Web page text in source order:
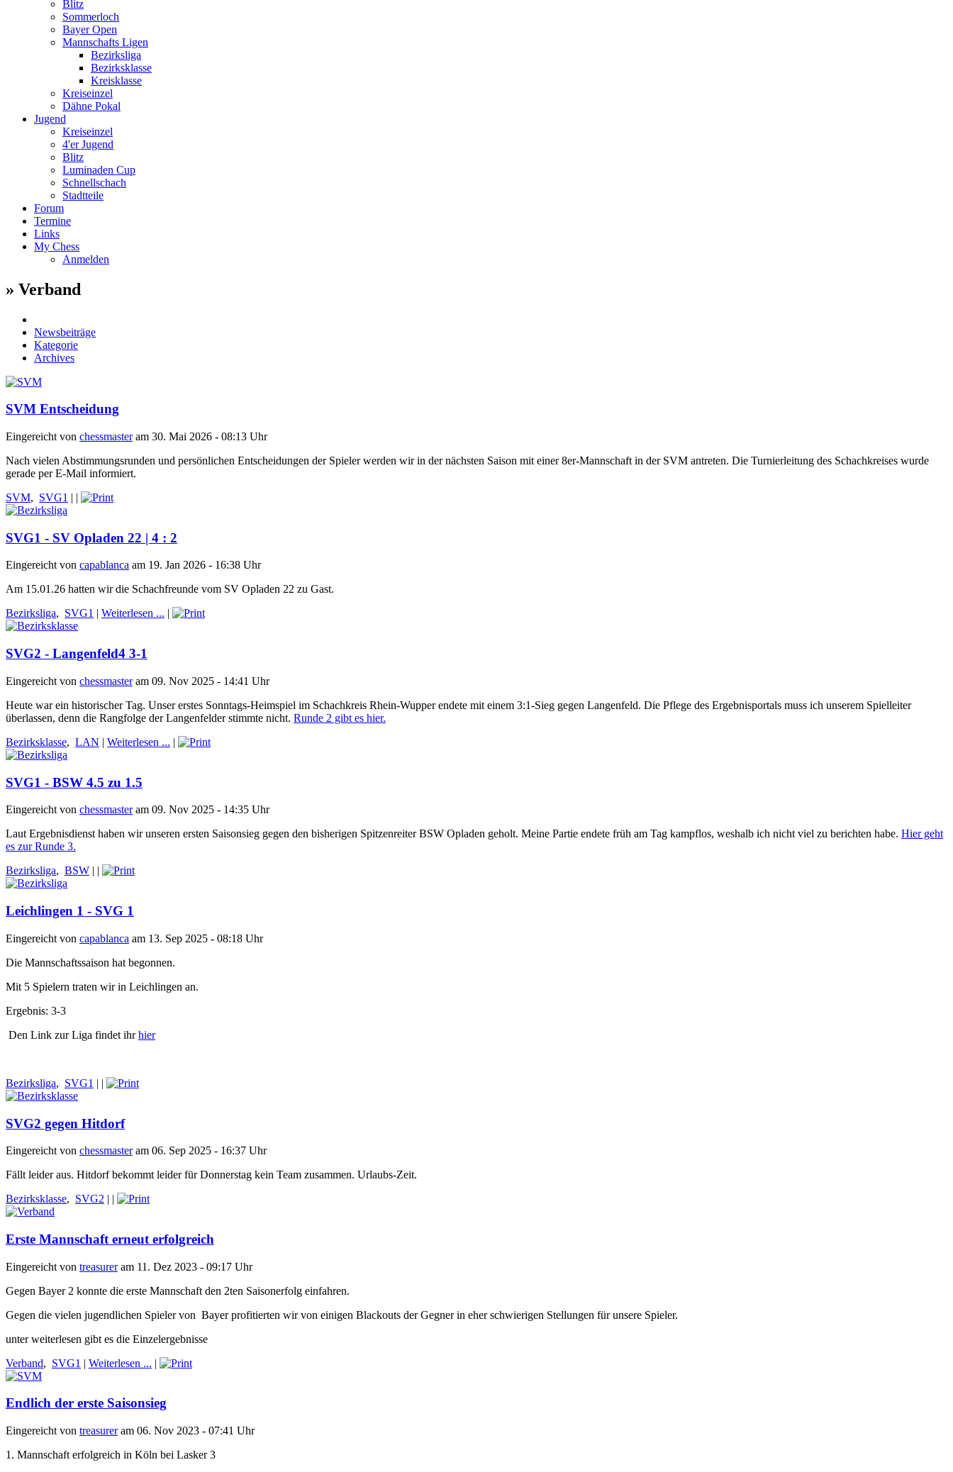
Blitz
Sommerloch
Bayer Open
Mannschafts Ligen
Bezirksliga
Bezirksklasse
Kreisklasse
Kreiseinzel
Dähne Pokal
Jugend
Kreiseinzel
4'er Jugend
Blitz
Luminaden Cup
Schnellschach
Stadtteile
Forum
Termine
Links
My Chess
Anmelden
» Verband
Newsbeiträge
Kategorie
Archives
SVM Entscheidung
Eingereicht von chessmasteram 30. Mai 2026 - 08:13 Uhr
Nach vielen Abstimmungsrunden und persönlichen Entscheidungen der Spieler werden wir in der nächsten Saison mit einer 8er-Mannschaft in der SVM antreten. Die Turnierleitung des Schachkreises wurde
gerade per E-Mail informiert.
SVM, SVG1 | |
SVG1 - SV Opladen 22 | 4 : 2
Eingereicht von capablanca am 19. Jan 2026 - 16:38 Uhr
Am 15.01.26 hatten wir die Schachfreunde vom SV Opladen 22 zu Gast.
Bezirksliga, SVG1 Weiterlesen ...
SVG2 - Langenfeld4 3-1
Eingereicht von chessmasteram 09. Nov 2025 - 14:41 Uhr
Heute war ein historischer Tag. Unser erstes Sonntags-Heimspiel im Schachkreis Rhein-Wupper endete mit einem 3:1-Sieg gegen Langenfeld. Die Pflege des Ergebnisportals muss ich unserem Spielleiter
überlassen, denn die Rangfolge der Langenfelder stimmte nicht. Runde 2 gibt es hier.
Bezirksklasse, LAN | Weiterlesen ... |
SVG1 - BSW 4.5 zu 1.5
Eingereicht von chessmasteram 09. Nov 2025 - 14:35 Uhr
Laut Ergebnisdienst haben wir unseren ersten Saisonsieg gegen den bisherigen Spitzenreiter BSW Opladen geholt. Meine Partie endete früh am Tag kampflos, weshalb ich nicht viel zu berichten habe. Hier geht
es zur Runde 3.
Bezirksliga, BSW | |
Leichlingen 1 - SVG 1
Eingereicht von capablanca am 13. Sep 2025 - 08:18 Uhr
Die Mannschaftssaison hat begonnen.
Mit 5 Spielern traten wir in Leichlingen an.
Ergebnis: 3-3
Den Link zur Liga findet ihrhier
Bezirksliga, SVG1 | |
SVG2 gegen Hitdorf
Eingereicht von chessmasteram 06. Sep 2025 - 16:37 Uhr
Fällt leider aus. Hitdorf bekommt leider für Donnerstag kein Team zusammen. Urlaubs-Zeit.
Bezirksklasse, SVG2 | |
Erste Mannschaft erneut erfolgreich
Eingereicht von treasureram 11. Dez 2023 - 09:17 Uhr
Gegen Bayer 2 konnte die erste Mannschaft den 2ten Saisonerfolg einfahren.
Gegen die vielen jugendlichen Spieler von Bayer profitierten wir von einigen Blackouts der Gegner in eher schwierigen Stellungen für unsere Spieler.
unter weiterlesen gibt es die Einzelergebnisse
Verband, SVG1 | Weiterlesen ... |
Endlich der erste Saisonsieg
Eingereicht von treasureram 06. Nov 2023 - 07:41 Uhr
1. Mannschaft erfolgreich in Köln bei Lasker 3